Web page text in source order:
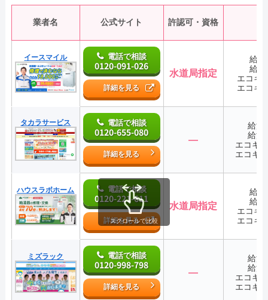
業者名 公式サイト 許認可・資格
イースマイル 電話で相談
0120-091-026
詳細を見る
水道局指定
給
給
エコキ
エコキ
タカラサービス 電話で相談
0120-655-080
詳細を見る
―
給湯
給湯
エコキ
エコキ
ハウスラボホーム 電話で相談
0120-221-611
詳細を見る
水道局指定
給
給
エコキ
エコキ
ミズラック 電話で相談
0120-998-798
詳細を見る
―
給湯
給湯
エコキ
エコキ
スクロールで比較